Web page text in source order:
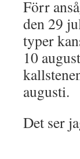
Förr
den 29
typer
10
augusti.
Det ser